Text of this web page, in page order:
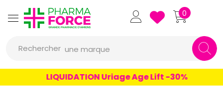
Pharmaforce Grande Pharmacie
0
Rechercher
un conseil
un produit
une marque
LIQUIDATION Uriage Age Lift -30%